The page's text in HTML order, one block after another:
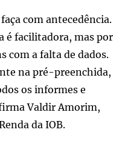
com antecedência.
é facilitadora, mas por
com a falta de dados.
na pré-preenchida,
os informes e
Valdir Amorim,
da IOB.